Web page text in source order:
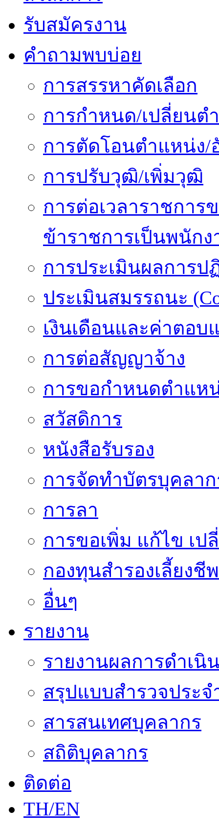
รับสมัครงาน
คำถามพบบ่อย
การสรรหาคัดเลือก
การกำหนด/เปลี่ยนต
การตัดโอนตำแหน่ง/
การปรับวุฒิ/เพิ่มวุฒิ
การต่อเวลาราชการ
ข้าราชการเป็นพนักง
การประเมินผลการป
ประเมินสมรรถนะ
เงินเดือนและค่าตอบ
การต่อสัญญาจ้าง
การขอกำหนดตำแห
สวัสดิการ
หนังสือรับรอง
การจัดทำบัตรบุคลา
การลา
การขอเพิ่ม แก้ไข เ
กองทุนสำรองเลี้ยงชีพ
อื่นๆ
รายงาน
รายงานผลการดำเนิ
สรุปแบบสำรวจประจ
สารสนเทศบุคลากร
สถิติบุคลากร
ติดต่อ
TH/EN